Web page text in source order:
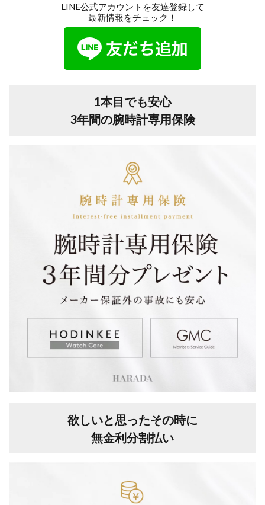
LINE公式アカウントを友達登録して
最新情報をチェック！
1本目でも安心
3年間の腕時計専用保険
欲しいと思ったその時に
無金利分割払い